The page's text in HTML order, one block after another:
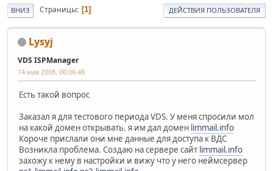
ВНИЗ Страницы 1 ДЕЙСТВИЯ ПОЛЬЗОВАТЕЛЯ
Lysyj
VDS ISPManager
14 мая 2008, 00:06:48
Есть такой вопрос
Заказал я для тестового периода VDS. У меня спросили мол
на какой домен открывать. я им дал домен limmail.info
Короче прислали они мне данные для доступа к ВДС
Возникла проблема. Создаю на сервере сайт limmail.info
захожу к нему в настройки и вижу что у него неймсервер